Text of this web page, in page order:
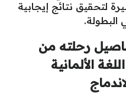
لتحقيق نتائج إيجابية
البطولة.
رحلته من
الألمانية